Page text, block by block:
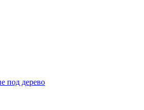
под дерево